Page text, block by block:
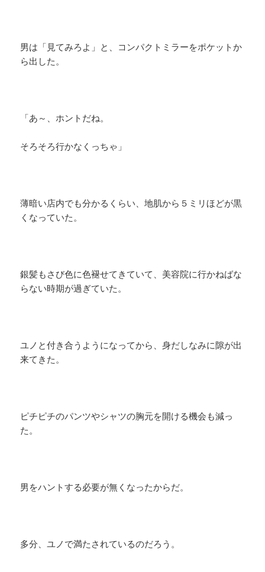
男は「見てみろよ」と、コンパクトミラーをポケットか
ら出した。
「あ～、ホントだね。
そろそろ行かなくっちゃ」
薄暗い店内でも分かるくらい、地肌から５ミリほどが黒
くなっていた。
銀髪もさび色に色褪せてきていて、美容院に行かねばな
らない時期が過ぎていた。
ユノと付き合うようになってから、身だしなみに隙が出
来てきた。
ピチピチのパンツやシャツの胸元を開ける機会も減っ
た。
男をハントする必要が無くなったからだ。
多分、ユノで満たされているのだろう。